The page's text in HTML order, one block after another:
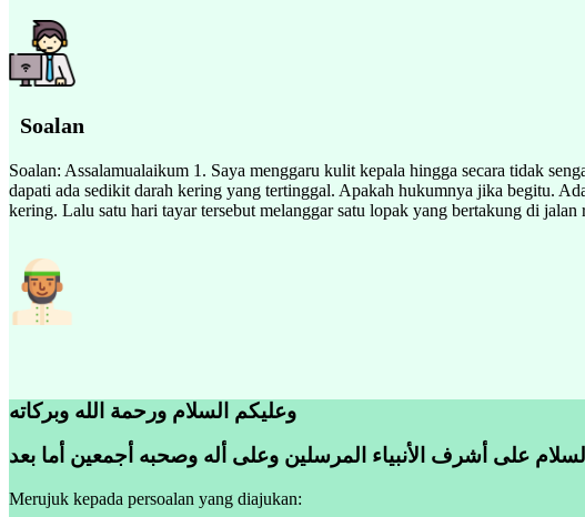
Soalan
Soalan: Assalamualaikum 1. Saya menggaru kulit kepala hingga secara tidak
dapati ada sedikit darah kering yang tertinggal. Apakah hukumnya jika begitu.
kering. Lalu satu hari tayar tersebut melanggar satu lopak yang bertakung di
على أشرف الأنبياء المرسلين وعلى أله وصحبه أجمعين أما بعد
Merujuk kepada persoalan yang diajukan: